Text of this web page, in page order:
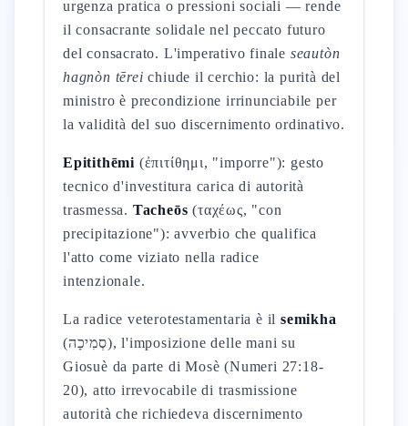
urgenza pratica o pressioni sociali — rende
il consacrante solidale nel peccato futuro
del consacrato. L'imperativo finale seautòn
hagnòn tērei chiude il cerchio: la purità del
ministro è precondizione irrinunciabile per
la validità del suo discernimento ordinativo.
Epitithēmi (ἐπιτίθημι, "imporre"): gesto
tecnico d'investitura carica di autorità
trasmessa. Tacheōs (ταχέως, "con
precipitazione"): avverbio che qualifica
l'atto come viziato nella radice
intenzionale.
La radice veterotestamentaria è il semikha
(סְמִיכָה), l'imposizione delle mani su
Giosuè da parte di Mosè (Numeri 27:18-
20), atto irrevocabile di trasmissione
autorità che richiedeva discernimento